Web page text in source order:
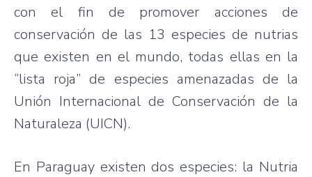
con el fin de promover acciones de
conservación de las 13 especies de nutrias
que existen en el mundo, todas ellas en la
“lista roja” de especies amenazadas de la
Unión Internacional de Conservación de la
Naturaleza (UICN).
En Paraguay existen dos especies: la Nutria